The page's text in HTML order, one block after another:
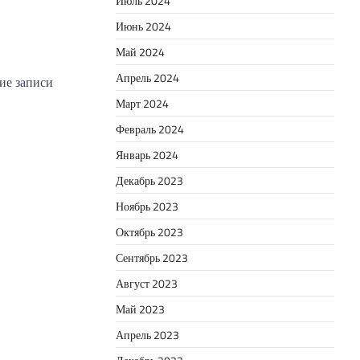
записи
Июнь 2024
Май 2024
Апрель 2024
Март 2024
Февраль 2024
Январь 2024
Декабрь 2023
Ноябрь 2023
Октябрь 2023
Сентябрь 2023
Август 2023
Май 2023
Апрель 2023